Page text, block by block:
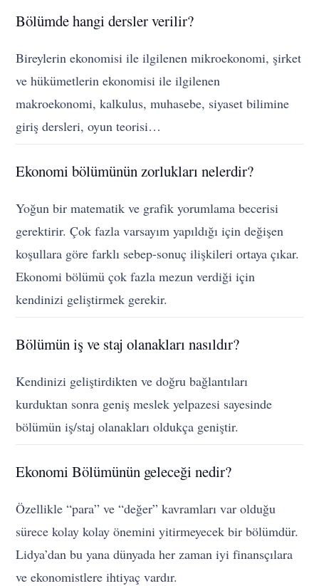
Bölümde hangi dersler verilir?
Bireylerin ekonomisi ile ilgilenen mikroekonomi, şirket
ve hükümetlerin ekonomisi ile ilgilenen
makroekonomi, kalkulus, muhasebe, siyaset bilimine
giriş dersleri, oyun teorisi…
Ekonomi bölümünün zorlukları nelerdir?
Yoğun bir matematik ve grafik yorumlama becerisi
gerektirir. Çok fazla varsayım yapıldığı için değişen
koşullara göre farklı sebep-sonuç ilişkileri ortaya çıkar.
Ekonomi bölümü çok fazla mezun verdiği için
kendinizi geliştirmek gerekir.
Bölümün iş ve staj olanakları nasıldır?
Kendinizi geliştirdikten ve doğru bağlantıları
kurduktan sonra geniş meslek yelpazesi sayesinde
bölümün iş/staj olanakları oldukça geniştir.
Ekonomi Bölümünün geleceği nedir?
Özellikle “para” ve “değer” kavramları var olduğu
sürece kolay kolay önemini yitirmeyecek bir bölümdür.
Lidya’dan bu yana dünyada her zaman iyi finansçılara
ve ekonomistlere ihtiyaç vardır.